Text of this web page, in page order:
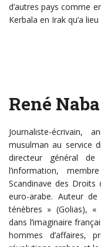
d’autres pays comme
Kerbala en Irak qu’a
René Naba
Journaliste-écrivain,
musulman au service
directeur général de
l’information,
Scandinave des Droits
euro-arabe. Auteur
ténèbres » (Golias),
dans l’imaginaire
hommes d’affaires,